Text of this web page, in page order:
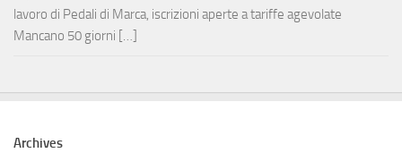
lavoro di Pedali di Marca, iscrizioni aperte a tariffe agevolate
Mancano 50 giorni […]
Archives